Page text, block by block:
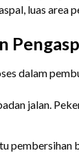
luas area
dalam
jalan.
pembersihan